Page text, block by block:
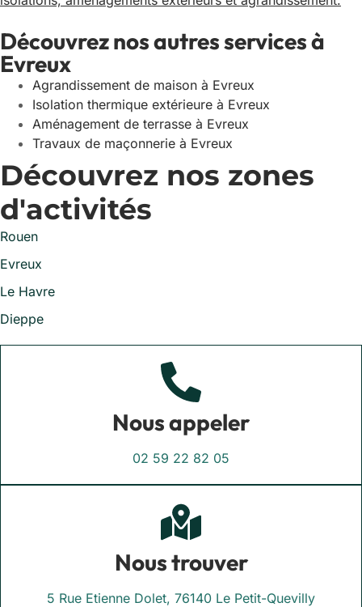
Découvrez nos autres services à
Evreux
Agrandissement de maison à Evreux
Isolation thermique extérieure à Evreux
Aménagement de terrasse à Evreux
Travaux de maçonnerie à Evreux
Découvrez nos zones
d'activités
Rouen
Evreux
Le Havre
Dieppe
Nous appeler
02 59 22 82 05
Nous trouver
5 Rue Etienne Dolet, 76140 Le Petit-Quevilly